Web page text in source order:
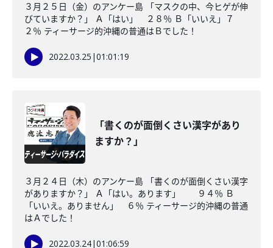
３月２５日（金）のアンケー島 「マスクの中、今ヒゲが伸
びていますか？」 Ａ「はい」 ２８％ Ｂ「いいえ」７
２％ ティーサージ的沖縄の普通はＢでした！
2022.03.25 |01:01:19
「書くのが面倒くさい漢字があり
ますか？」
３月２４日（木）のアンケー島 「書くのが面倒くさい漢字
がありますか？」 Ａ「はい。あります」 ９４％ Ｂ
「いいえ。ありません」 ６％ ティーサージ的沖縄の普通
はＡでした！
2022.03.24|01:06:59